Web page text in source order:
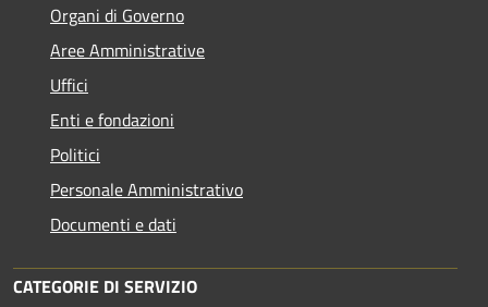
Organi di Governo
Aree Amministrative
Uffici
Enti e fondazioni
Politici
Personale Amministrativo
Documenti e dati
CATEGORIE DI SERVIZIO